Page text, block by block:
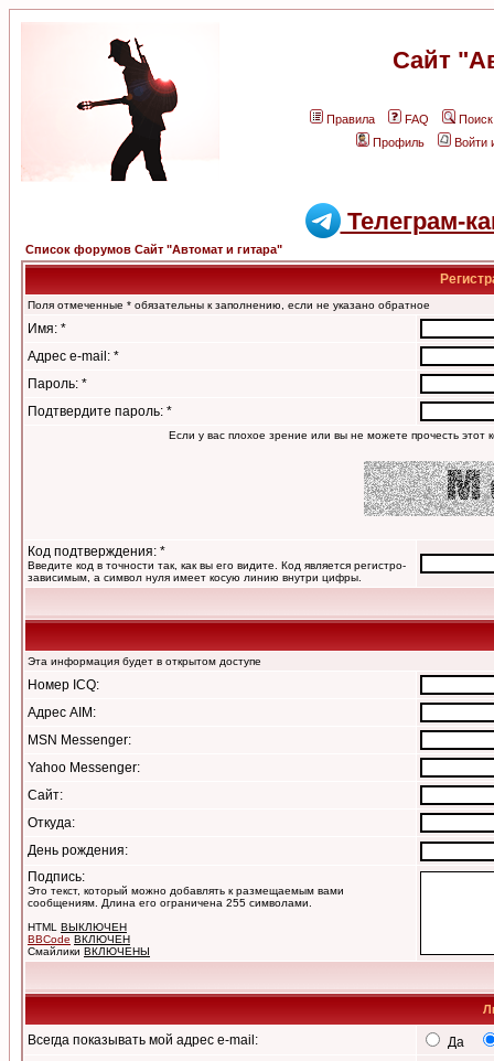
Сайт
Правила FAQ
Поиск
Профиль
Войти
Телеграм-
Список форумов Сайт "Автомат и гитара"
Поля отмеченные * обязательны к заполнению, если не указано обратное
Имя: *
Адрес e-mail: *
Пароль: *
Подтвердите пароль: *
Если у вас плохое зрение или вы не можете прочесть этот
Код подтверждения: *
Введите код в точности так, как вы его видите. Код является регистро-
зависимым, а символ нуля имеет косую линию внутри цифры.
Эта информация будет в открытом доступе
Номер ICQ:
Адрес AIM:
MSN Messenger:
Yahoo Messenger:
Сайт:
Откуда:
День рождения:
Подпись:
Это текст, который можно добавлять к размещаемым вами
сообщениям. Длина его ограничена 255 символами.
HTML ВЫКЛЮЧЕН
BBCode ВКЛЮЧЕН
Смайлики ВКЛЮЧЕНЫ
Всегда показывать мой адрес e-mail:
Да